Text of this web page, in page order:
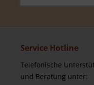
Service Hotline
Telefonische
und Beratung unter: